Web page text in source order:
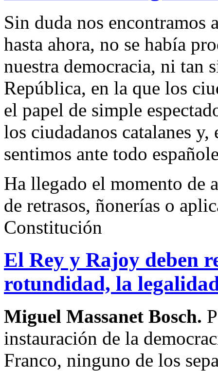
Sin duda nos encontramos
hasta ahora, no se había
nuestra democracia, ni tan
República, en la que los
el papel de simple
los ciudadanos catalanes y,
sentimos ante todo
Ha llegado el momento de
de retrasos, ñonerías o
Constitución
El Rey y Rajoy deben
rotundidad, la
Miguel Massanet Bosch.
instauración de la
Franco, ninguno de los